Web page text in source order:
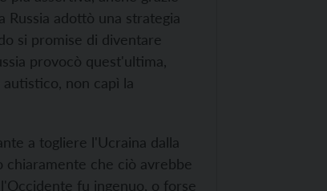
adottò una strategia
si promise di diventare
provocò quest'ultima,
non capì la
a togliere l'Ucraina dalla
che ciò avrebbe
fu ingenuo, o forse